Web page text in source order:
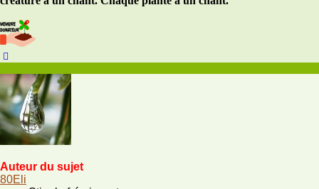
Auteur du sujet
80Eli